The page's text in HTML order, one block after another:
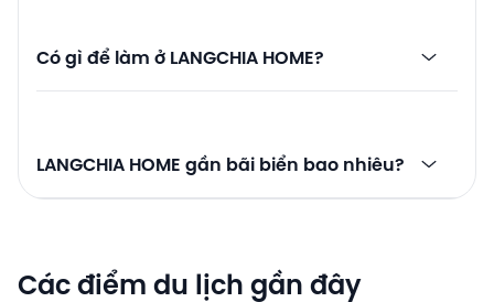
Có gì để làm ở LANGCHIA HOME?
LANGCHIA HOME gần bãi biển bao nhiêu?
Các điểm du lịch gần đây